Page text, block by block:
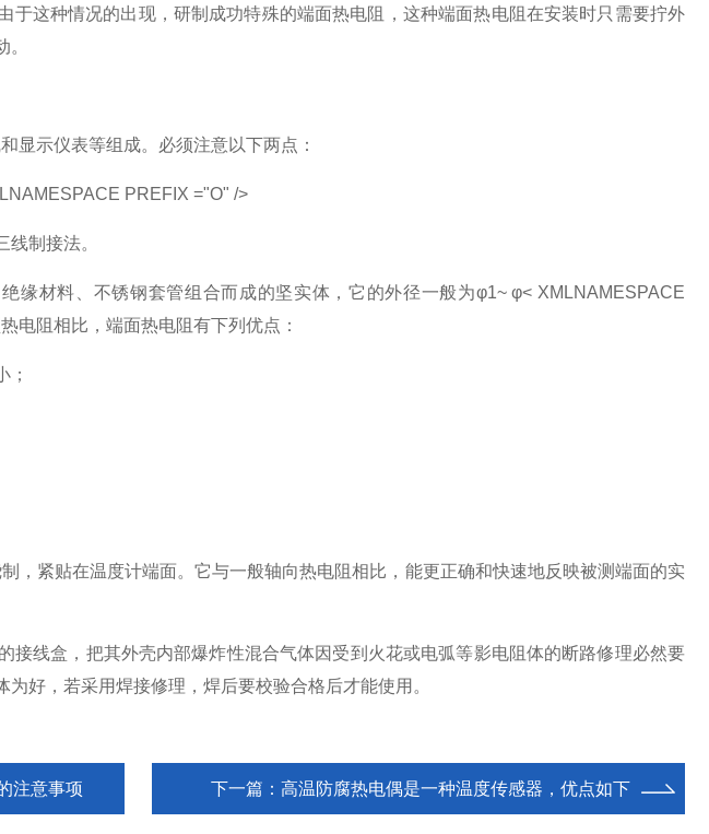
于这种情况的出现，研制成功特殊的端面热电阻，这种端面热电阻在安装时只需要拧外
示仪表等组成。必须注意以下两点：
PREFIX ="O" />
制接法。
材料、不锈钢套管组合而成的坚实体，它的外径一般为φ1~ φ< XMLNAMESPACE
电阻相比，端面热电阻有下列优点：
紧贴在温度计端面。它与一般轴向热电阻相比，能更正确和快速地反映被测端面的实
线盒，把其外壳内部爆炸性混合气体因受到火花或电弧等影电阻体的断路修理必然要
好，若采用焊接修理，焊后要校验合格后才能使用。
注意事项 下一篇： 高温防腐热电偶是一种温度传感器，优点如下